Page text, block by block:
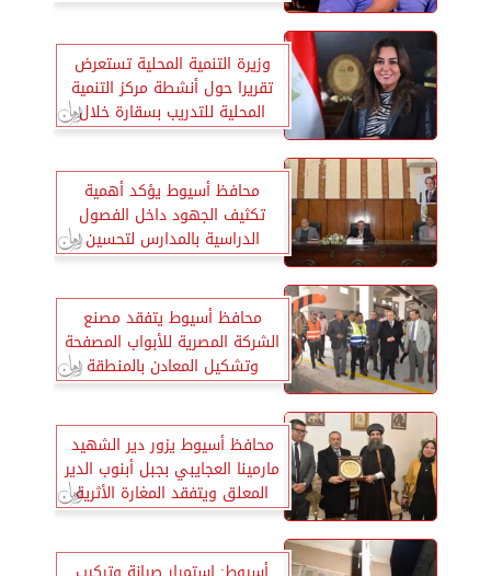
وزيرة التنمية المحلية تستعرض
تقريرا حول أنشطة مركز التنمية
المحلية للتدريب بسقارة خلال
شهر مارس 2025
محافظ أسيوط يؤكد أهمية
تكثيف الجهود داخل الفصول
الدراسية بالمدارس لتحسين
مستوى الطلاب
محافظ أسيوط يتفقد مصنع
الشركة المصرية للأبواب المصفحة
وتشكيل المعادن بالمنطقة
الصناعية بعرب العوامر
محافظ أسيوط يزور دير الشهيد
مارمينا العجايبي بجبل أبنوب الدير
المعلق ويتفقد المغارة الأثرية
بالدير